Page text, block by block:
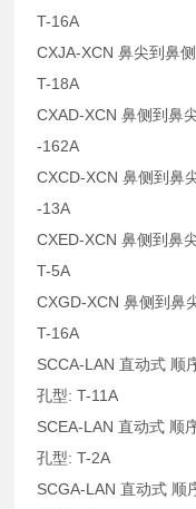
T-16A
CXJA-XCN 鼻尖到鼻
T-18A
CXAD-XCN 鼻侧到鼻
-162A
CXCD-XCN 鼻侧到鼻
-13A
CXED-XCN 鼻侧到鼻
T-5A
CXGD-XCN 鼻侧到鼻
T-16A
SCCA-LAN 直动式 顺
孔型: T-11A
SCEA-LAN 直动式 顺
孔型: T-2A
SCGA-LAN 直动式 顺